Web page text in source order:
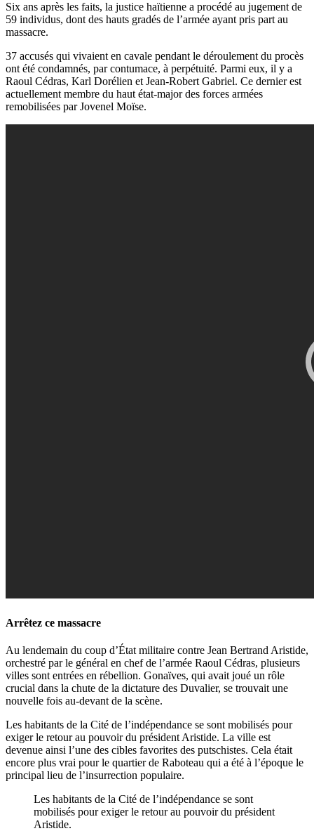
Six ans après les faits, la justice haïtienne a procédé au jugement de
59 individus, dont des hauts gradés de l’armée ayant pris part au
massacre.
37 accusés qui vivaient en cavale pendant le déroulement du procès
ont été condamnés, par contumace, à perpétuité. Parmi eux, il y a
Raoul Cédras, Karl Dorélien et Jean-Robert Gabriel. Ce dernier est
actuellement membre du haut état-major des forces armées
remobilisées par Jovenel Moïse.
Arrêtez ce massacre
Au lendemain du coup d’État militaire contre Jean Bertrand Aristide,
orchestré par le général en chef de l’armée Raoul Cédras, plusieurs
villes sont entrées en rébellion. Gonaïves, qui avait joué un rôle
crucial dans la chute de la dictature des Duvalier, se trouvait une
nouvelle fois au-devant de la scène.
Les habitants de la Cité de l’indépendance se sont mobilisés pour
exiger le retour au pouvoir du président Aristide. La ville est
devenue ainsi l’une des cibles favorites des putschistes. Cela était
encore plus vrai pour le quartier de Raboteau qui a été à l’époque le
principal lieu de l’insurrection populaire.
Les habitants de la Cité de l’indépendance se sont
mobilisés pour exiger le retour au pouvoir du président
Aristide.